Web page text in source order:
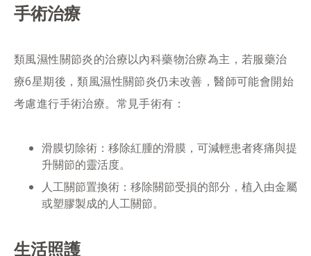
手術治療
類風濕性關節炎的治療以內科藥物治療為主，若服藥治
療6星期後，類風濕性關節炎仍未改善，醫師可能會開始
考慮進行手術治療。常見手術有：
滑膜切除術：移除紅腫的滑膜，可減輕患者疼痛與提
升關節的靈活度。
人工關節置換術：移除關節受損的部分，植入由金屬
或塑膠製成的人工關節。
生活照護